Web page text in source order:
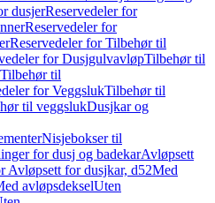
dusjerReservedeler for
Reservedeler for
Reservedeler for Tilbehør til
for DusjgulvavløpTilbehør til
til
for VeggslukTilbehør til
til veggslukDusjkar og
Nisjebokser til
for dusj og badekarAvløpsett
Avløpsett for dusjkar, d52Med
avløpsdekselUten